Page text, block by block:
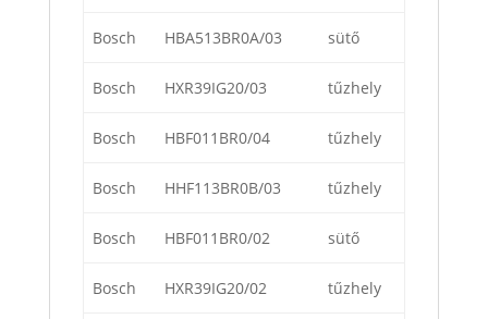
Bosch HBA513BR0A/03 sütő
Bosch HXR39IG20/03 tűzhely
Bosch HBF011BR0/04 tűzhely
Bosch HHF113BR0B/03 tűzhely
Bosch HBF011BR0/02 sütő
Bosch HXR39IG20/02 tűzhely